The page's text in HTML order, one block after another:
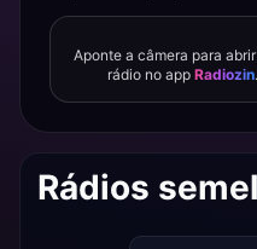
Aponte a câmera para
rádio no app Radiozin.
Rádios